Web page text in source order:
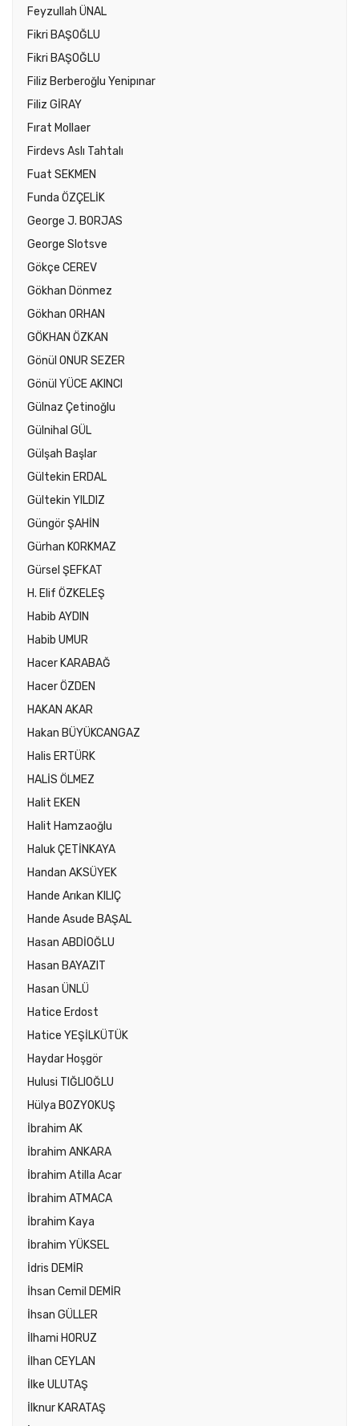
Feyzullah ÜNAL
Fikri BAŞOĞLU
Fikri BAŞOĞLU
Filiz Berberoğlu Yenipınar
Filiz GİRAY
Fırat Mollaer
Firdevs Aslı Tahtalı
Fuat SEKMEN
Funda ÖZÇELİK
George J. BORJAS
George Slotsve
Gökçe CEREV
Gökhan Dönmez
Gökhan ORHAN
GÖKHAN ÖZKAN
Gönül ONUR SEZER
Gönül YÜCE AKINCI
Gülnaz Çetinoğlu
Gülnihal GÜL
Gülşah Başlar
Gültekin ERDAL
Gültekin YILDIZ
Güngör ŞAHİN
Gürhan KORKMAZ
Gürsel ŞEFKAT
H. Elif ÖZKELEŞ
Habib AYDIN
Habib UMUR
Hacer KARABAĞ
Hacer ÖZDEN
HAKAN AKAR
Hakan BÜYÜKCANGAZ
Halis ERTÜRK
HALİS ÖLMEZ
Halit EKEN
Halit Hamzaoğlu
Haluk ÇETİNKAYA
Handan AKSÜYEK
Hande Arıkan KILIÇ
Hande Asude BAŞAL
Hasan ABDİOĞLU
Hasan BAYAZIT
Hasan ÜNLÜ
Hatice Erdost
Hatice YEŞİLKÜTÜK
Haydar Hoşgör
Hulusi TIĞLIOĞLU
Hülya BOZYOKUŞ
İbrahim AK
İbrahim ANKARA
İbrahim Atilla Acar
İbrahim ATMACA
İbrahim Kaya
İbrahim YÜKSEL
İdris DEMİR
İhsan Cemil DEMİR
İhsan GÜLLER
İlhami HORUZ
İlhan CEYLAN
İlke ULUTAŞ
İlknur KARATAŞ